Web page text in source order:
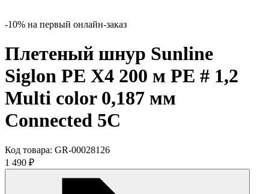
-10% на первый онлайн-заказ
Плетеный шнур Sunline
Siglon PE X4 200 м PE # 1,2
Multi color 0,187 мм
Connected 5C
Код товара: GR-00028126
1 490 ₽